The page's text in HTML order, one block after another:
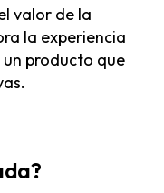
valor de la
la experiencia
producto que